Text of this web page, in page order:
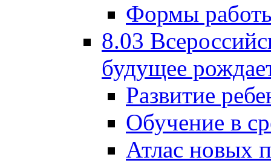
Формы
8.03
будущее
Развитие
Обучение в
Атлас новых